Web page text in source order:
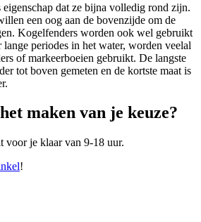
dat ze bijna volledig rond zijn.
een oog aan de bovenzijde om de
Kogelfenders worden ook wel gebruikt
periodes in het water, worden veelal
of markeerboeien gebruikt. De langste
tot boven gemeten en de kortste maat is
maken van je keuze?
voor je klaar van 9-18 uur.
!